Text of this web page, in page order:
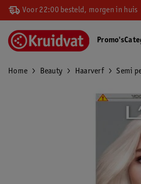
Voor 22:00 besteld, morgen in huis
Promo's
Home Beauty Haarverf Semi